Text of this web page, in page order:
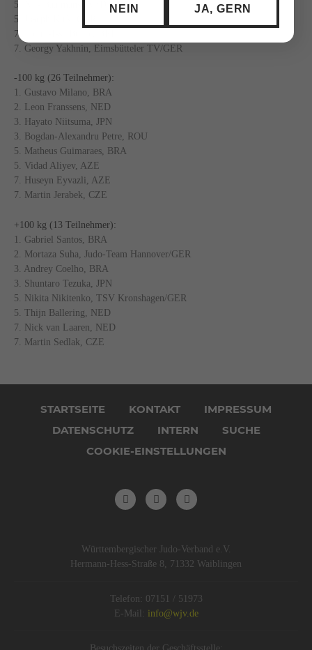
5. Nils Baalmans, NED
5. Joseph Kirk, GBR
7. Pierre-Issa Buijle, BEL
7. Georgy Yakhnin, Eimsbütteler TV/GER
-100 kg (26 Teilnehmer):
1. Gustavo Milano, BRA
2. Leon Franssens, NED
3. Hayato Niitsuma, JPN
3. Bogdan-Alexandru Petre, ROU
5. Matheus Guimaraes, BRA
5. Vidad Aliyev, AZE
7. Huseyn Eyvazli, AZE
7. Martin Jerabek, CZE
+100 kg (13 Teilnehmer):
1. Gabriel Santos, BRA
2. Mortaza Suha, Judo-Team Hannover/GER
3. Andrey Coelho, BRA
3. Shuntaro Tezuka, JPN
5. Nikita Nikitenko, TSV Kronshagen/GER
5. Thijn Ballering, NED
7. Nick van Laaren, NED
7. Martin Sedlak, CZE
überspringenSTARTSEITE KONTAKT
IMPRESSUM
DATENSCHUTZ
INTERN
SUCHE
COOKIE-EINSTELLUNGEN
Württembergischer Judo-Verband e.V.
Hermann-Hess-Straße 8, 71332 Waiblingen
Telefon: 07151 / 51973
E-Mail: info@wjv.de
NEIN JA, GERN